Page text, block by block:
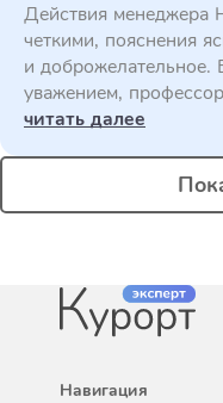
Действия менеджера
четкими, пояснения
и доброжелательное.
уважением,
читать далее
Навигация